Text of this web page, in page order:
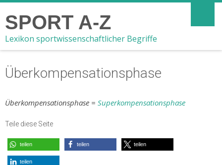
SPORT A-Z
Lexikon sportwissenschaftlicher Begriffe
Überkompensationsphase
Überkompensationsphase = Superkompensationsphase
Teile diese Seite
teilen teilen teilen
teilen